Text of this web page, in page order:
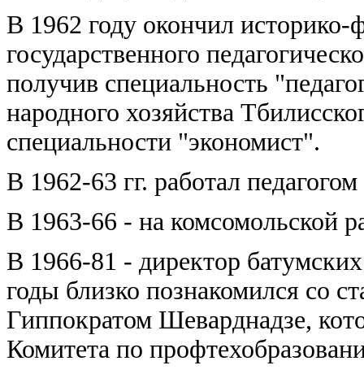
В 1962 году окончил историко-
государственного
получив специальность
народного хозяйства
специальности "экономист".
В 1962-63 гг. работал
В 1963-66 - на комсомольской
В 1966-81 - директор
годы близко познакомился со
Гиппократом Шеварднадзе,
Комитета по